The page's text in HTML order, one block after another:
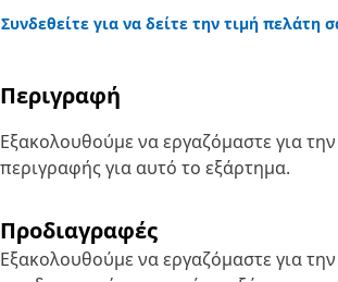
Συνδεθείτε για να δείτε την τιμή πελάτη
Περιγραφή
Εξακολουθούμε να εργαζόμαστε για
περιγραφής για αυτό το εξάρτημα.
Προδιαγραφές
Εξακολουθούμε να εργαζόμαστε για